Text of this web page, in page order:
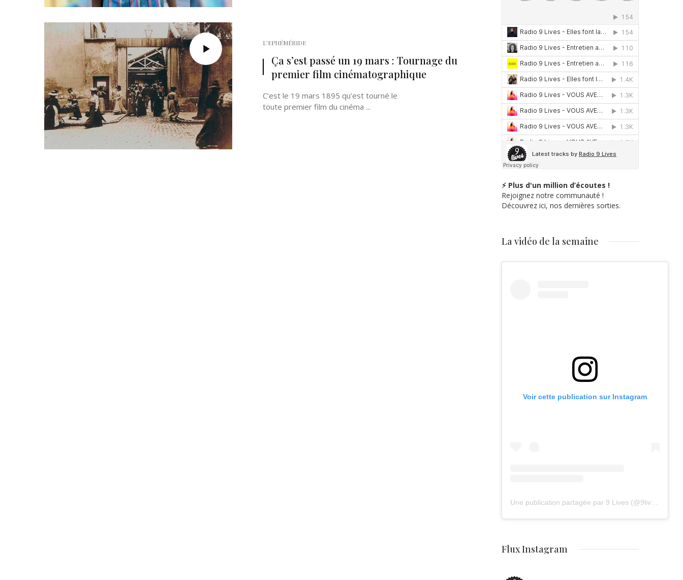
L'EPHÉMÉRIDE
Ça s’est passé un 19 mars : Tournage du
premier film cinématographique
C’est le 19 mars 1895 qu’est tourné le
toute premier film du cinéma ...
⚡ Plus d'un million d’écoutes !
Rejoignez notre communauté !
Découvrez ici, nos dernières sorties.
La vidéo de la semaine
Voir cette publication sur Instagram
Flux Instagram